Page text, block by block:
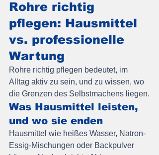
Rohre richtig
pflegen: Hausmittel
vs. professionelle
Wartung
Rohre richtig pflegen bedeutet, im
Alltag aktiv zu sein, und zu wissen, wo
die Grenzen des Selbstmachens liegen.
Was Hausmittel leisten,
und wo sie enden
Hausmittel wie heißes Wasser, Natron-
Essig-Mischungen oder Backpulver